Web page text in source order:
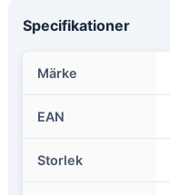
Specifikationer
Märke
EAN
Storlek